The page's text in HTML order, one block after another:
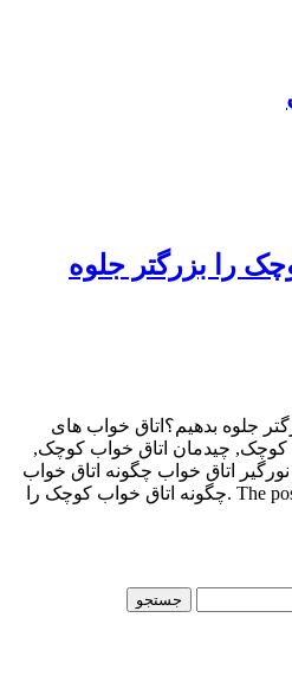
را بزرگتر جلوه
جلوه بدهیم؟اتاق خواب های
چیدمان اتاق خواب کوچک,
اتاق خواب چگونه اتاق خواب
کوچک را ... The post appeared first on .چگونه اتاق خواب کوچک را